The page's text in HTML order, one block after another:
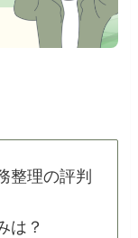
整理の評判
は？